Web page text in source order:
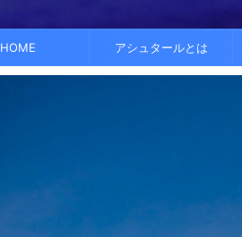
HOME アシュタールとは